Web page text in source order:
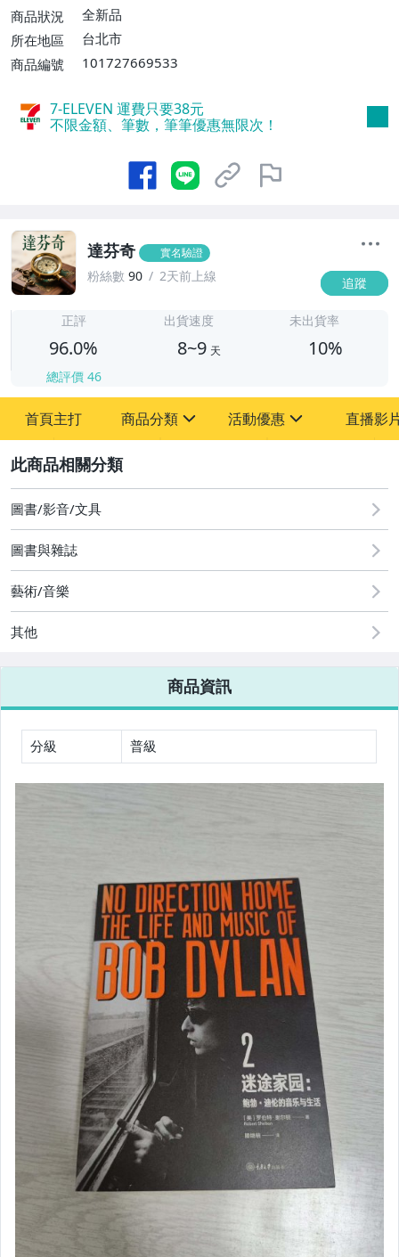
運費$60、滿5件或消費滿$1299免運
費】、宅配/貨運【單件運費$120、滿5件
商品狀況
全新品
所在地區
台北市
商品編號
101727669533
7-ELEVEN 運費只要38元
不限金額、筆數，筆筆優惠無限次！
達芬奇 實名驗證
粉絲數 90 2天前上線 追蹤
正評
96.0%
總評價 46
出貨速度
8~9 天
未出貨率
10%
首頁主打 商品分類
圖書/影音/文具
古董、藝術與礦石
居家、家具與園藝
手錶與飾品配件
活動優惠
[全店] 粉絲專享
[全店] 週年慶
直播影
圖書/影音/文具
圖書與雜誌
藝術/音樂
其他
商品資訊
分級 普級